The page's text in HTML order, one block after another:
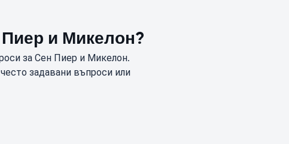
Пиер и Микелон?
за Сен Пиер и Микелон.
задавани въпроси или